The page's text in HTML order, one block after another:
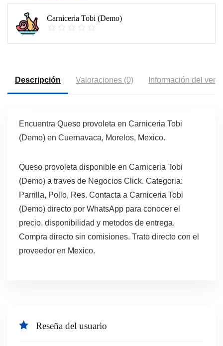
Carniceria Tobi (Demo)
Descripción Valoraciones (0) Información del
Encuentra Queso provoleta en Carniceria Tobi
(Demo) en Cuernavaca, Morelos, Mexico.
Queso provoleta disponible en Carniceria Tobi
(Demo) a traves de Negocios Click. Categoria:
Parrilla, Pollo, Res. Contacta a Carniceria Tobi
(Demo) directo por WhatsApp para conocer el
precio, disponibilidad y metodos de entrega.
Compra directo sin comisiones. Trato directo con el
proveedor en Mexico.
Reseña del usuario